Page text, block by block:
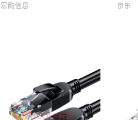
+4个
宏韵信息 京东